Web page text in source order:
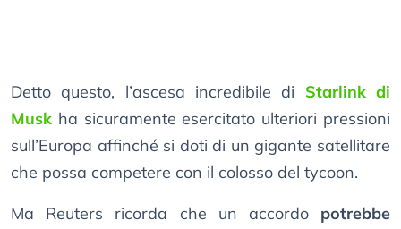
Detto questo, l’ascesa incredibile di Starlink di
Musk ha sicuramente esercitato ulteriori pressioni
sull’Europa affinché si doti di un gigante satellitare
che possa competere con il colosso del tycoon.
Ma Reuters ricorda che un accordo potrebbe